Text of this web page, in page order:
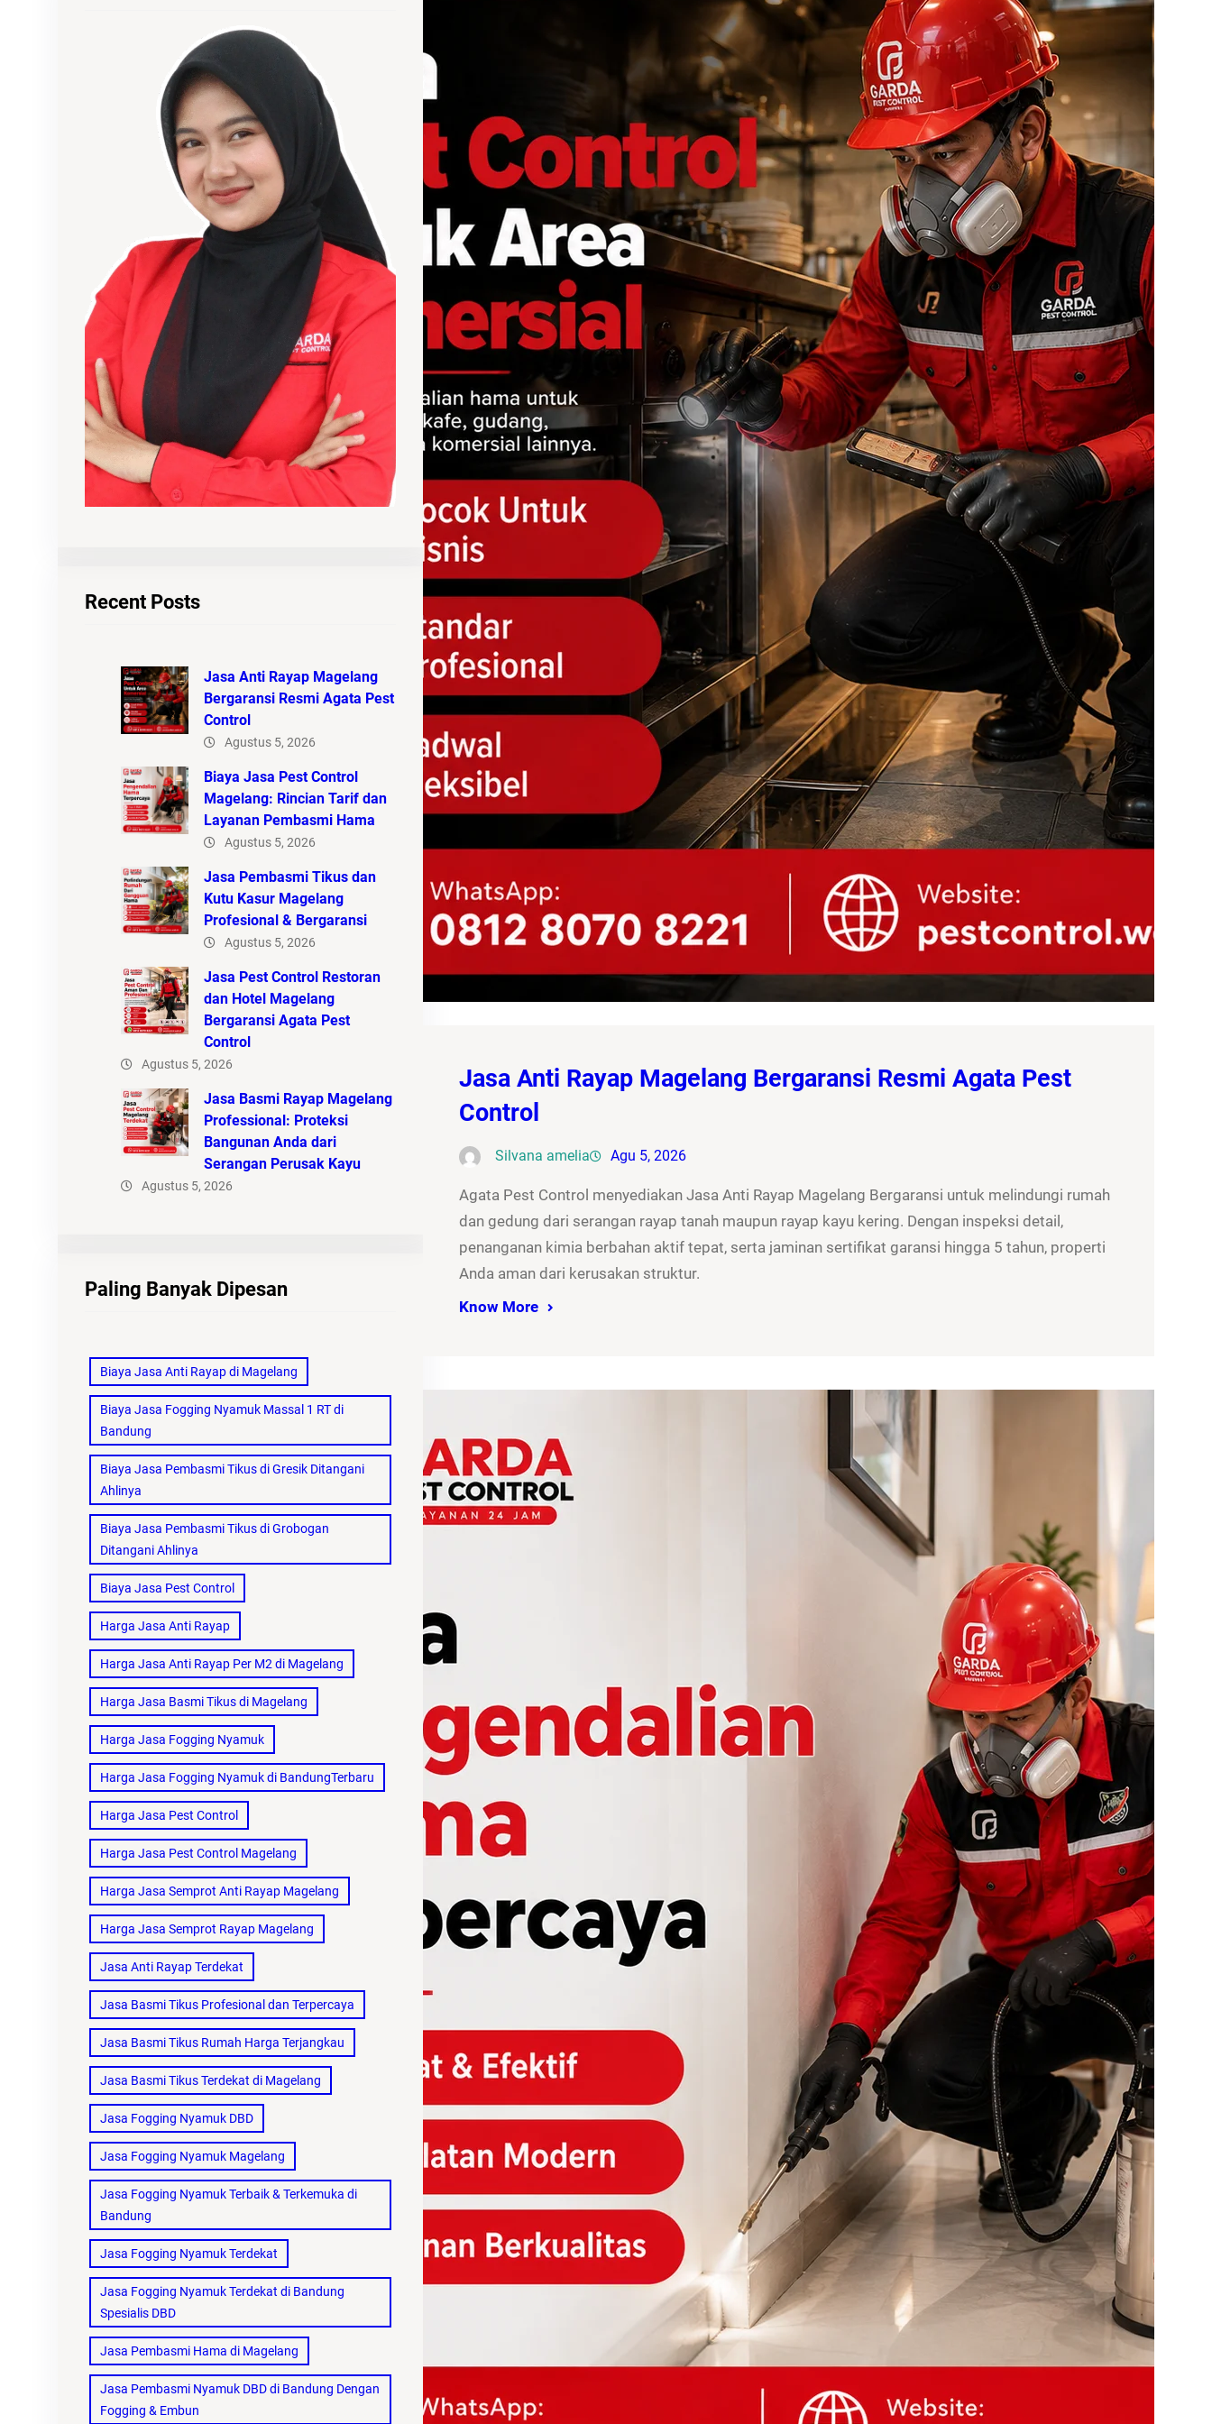
Recent Posts
Jasa Anti Rayap Magelang
Bergaransi Resmi Agata Pest
Control
Agustus 5, 2026
Biaya Jasa Pest Control
Magelang: Rincian Tarif dan
Layanan Pembasmi Hama
Agustus 5, 2026
Jasa Pembasmi Tikus dan
Kutu Kasur Magelang
Profesional & Bergaransi
Agustus 5, 2026
Jasa Pest Control Restoran
dan Hotel Magelang
Bergaransi Agata Pest
Control
Agustus 5, 2026
Jasa Basmi Rayap Magelang
Professional: Proteksi
Bangunan Anda dari
Serangan Perusak Kayu
Agustus 5, 2026
Paling Banyak Dipesan
Biaya Jasa Anti Rayap di Magelang
Biaya Jasa Fogging Nyamuk Massal 1 RT di
Bandung
Biaya Jasa Pembasmi Tikus di Gresik Ditangani
Ahlinya
Biaya Jasa Pembasmi Tikus di Grobogan
Ditangani Ahlinya
Biaya Jasa Pest Control
Harga Jasa Anti Rayap
Harga Jasa Anti Rayap Per M2 di Magelang
Harga Jasa Basmi Tikus di Magelang
Harga Jasa Fogging Nyamuk
Harga Jasa Fogging Nyamuk di BandungTerbaru
Harga Jasa Pest Control
Harga Jasa Pest Control Magelang
Harga Jasa Semprot Anti Rayap Magelang
Harga Jasa Semprot Rayap Magelang
Jasa Anti Rayap Terdekat
Jasa Basmi Tikus Profesional dan Terpercaya
Jasa Basmi Tikus Rumah Harga Terjangkau
Jasa Basmi Tikus Terdekat di Magelang
Jasa Fogging Nyamuk DBD
Jasa Fogging Nyamuk Magelang
Jasa Fogging Nyamuk Terbaik & Terkemuka di
Bandung
Jasa Fogging Nyamuk Terdekat
Jasa Fogging Nyamuk Terdekat di Bandung
Spesialis DBD
Jasa Pembasmi Hama di Magelang
Jasa Pembasmi Nyamuk DBD di Bandung Dengan
Fogging & Embun
Jasa Anti Rayap Magelang Bergaransi Resmi Agata Pest
Control
Silvana amelia Agu 5, 2026
Agata Pest Control menyediakan Jasa Anti Rayap Magelang Bergaransi untuk melindungi rumah
dan gedung dari serangan rayap tanah maupun rayap kayu kering. Dengan inspeksi detail,
penanganan kimia berbahan aktif tepat, serta jaminan sertifikat garansi hingga 5 tahun, properti
Anda aman dari kerusakan struktur.
Know More